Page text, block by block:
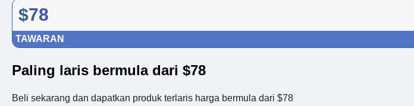
$78
TAWARAN
Paling laris bermula dari $78
Beli sekarang dan dapatkan produk terlaris harga bermula dari $78